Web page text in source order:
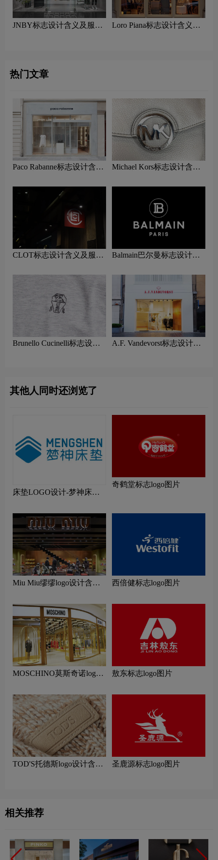
JNBY标志设计含义及服装
Loro Piana标志设计含义及
热门文章
Paco Rabanne标志设计含义
Michael Kors标志设计含义
CLOT标志设计含义及服装
Balmain巴尔曼标志设计含
Brunello Cucinelli标志设计
A.F. Vandevorst标志设计含
其他人同时还浏览了
床垫LOGO设计-梦神床垫
奇鹤堂标志logo图片
Miu Miu缪缪logo设计含义
西倍健标志logo图片
MOSCHINO莫斯奇诺logo
念
敖东标志logo图片
TOD'S托德斯logo设计含义
圣鹿源标志logo图片
相关推荐